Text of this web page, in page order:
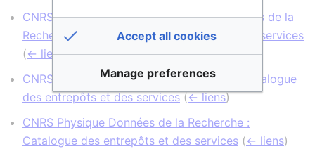
CNRS Sciences humaines & sociales Données de la
Recherche : Catalogue des entrepôts et des services
(← liens)
CNRS Chimie Données de la Recherche : Catalogue
des entrepôts et des services (← liens)
CNRS Physique Données de la Recherche :
Catalogue des entrepôts et des services (← liens)
Accept all cookies
Manage preferences